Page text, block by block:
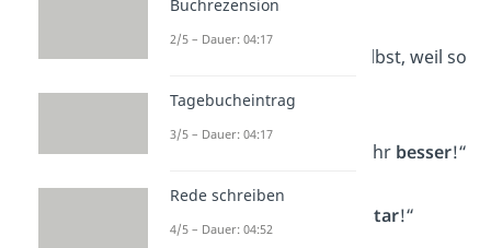
„Bleib einfach du selbst, weil so
mag
ich dich!“
„Ein Jahr älter, ein Jahr besser!“
Star!“
Buchrezension
2/5 – Dauer: 04:17
Tagebucheintrag
3/5 – Dauer: 04:17
Rede schreiben
4/5 – Dauer: 04:52